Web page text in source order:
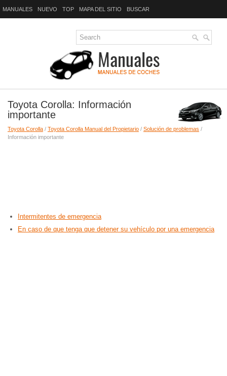
MANUALES NUEVO TOP MAPA DEL SITIO BUSCAR
Toyota Corolla: Información
importante
Toyota Corolla / Toyota Corolla Manual del Propietario / Solución de problemas /
Información importante
Intermitentes de emergencia
En caso de que tenga que detener su vehículo por una emergencia